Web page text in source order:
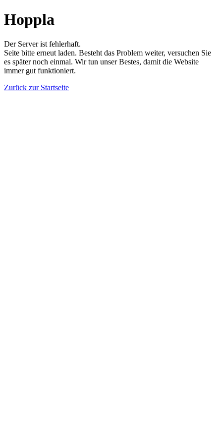
Hoppla
Der Server ist fehlerhaft.
Seite bitte erneut laden. Besteht das Problem weiter, versuchen Sie
es später noch einmal. Wir tun unser Bestes, damit die Website
immer gut funktioniert.
Zurück zur Startseite